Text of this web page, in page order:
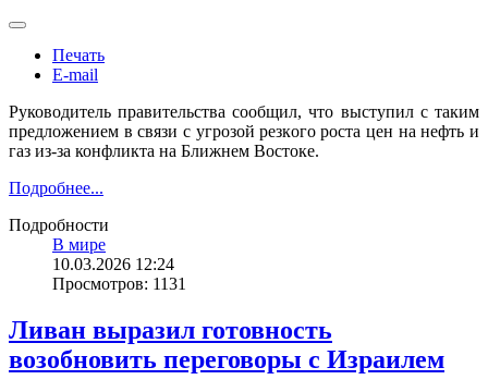
Печать
E-mail
Руководитель правительства сообщил, что выступил с таким
предложением в связи с угрозой резкого роста цен на нефть и
газ из-за конфликта на Ближнем Востоке.
Подробнее...
Подробности
В мире
10.03.2026 12:24
Просмотров: 1131
Ливан выразил готовность
возобновить переговоры с Израилем